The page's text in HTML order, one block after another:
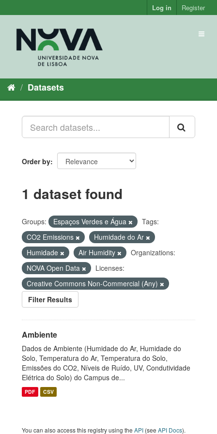
to
Log in Register
Datasets
Order by
1 dataset found
Groups: Espaços Verdes e Água
Tags:
CO2 Emissions
Humidade do Ar
Humidade
Air Humidity
Organizations:
NOVA Open Data
Licenses:
Creative Commons Non-Commercial (Any)
Filter Results
Ambiente
Dados de Ambiente (Humidade do Ar, Humidade do
Solo, Temperatura do Ar, Temperatura do Solo,
Emissões do CO2, Níveis de Ruído, UV, Condutividade
Elétrica do Solo) do Campus de...
PDF CSV
You can also access this registry using the API (see API Docs).